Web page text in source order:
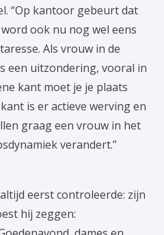
“Op kantoor gebeurt dat
ook nu nog wel eens
Als vrouw in de
een uitzondering, vooral in
kant moet je je plaats
is er actieve werving en
graag een vrouw in het
verandert.”
eerst controleerde: zijn
hij zeggen: